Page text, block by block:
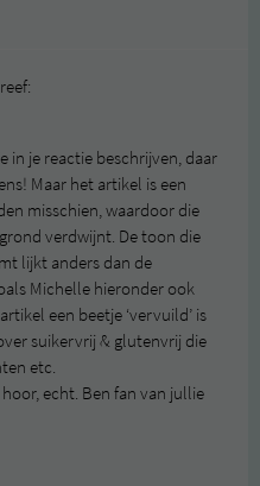
in je reactie beschrijven, daar
Maar het artikel is een
misschien, waardoor die
verdwijnt. De toon die
lijkt anders dan de
Michelle hieronder ook
een beetje ‘vervuild’ is
suikervrij & glutenvrij die
etc.
echt. Ben fan van jullie